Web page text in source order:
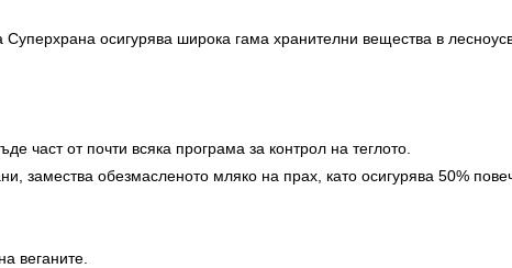
Суперхрана осигурява широка гама хранителни вещества в
част от почти всяка програма за контрол на теглото.
замества обезмасленото мляко на прах, като осигурява 50%
веганите.